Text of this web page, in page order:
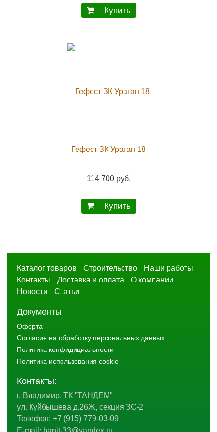
Купить
Гефест ЗК Ураган 18
114 700 руб.
Купить
Каталог товаров Строительство
Наши работы
Контакты
Доставка и оплата
О компании
Новости
Статьи
Документы
Оферта
Согласие на обработку персональных данных
Политика конфидициальности
Политика использования cookie
Контакты:
г. Владимир, ТК "ТАНДЕМ"
ул. Куйбышева д.26Ж, секция ЗС-2
Телефон: +7 (915) 779-03-09
E-mail: banit-33@yandex.ru